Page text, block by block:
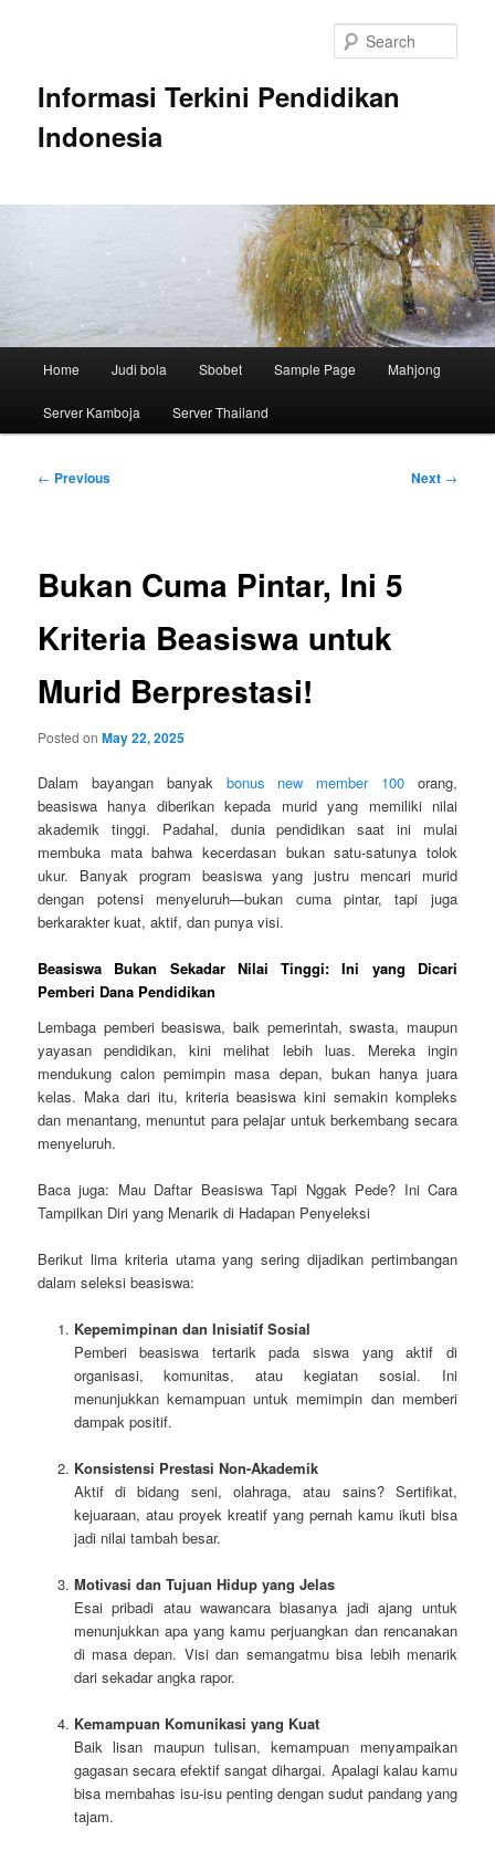
Informasi Terkini Pendidikan
Indonesia
Home Judi bola Sbobet Sample Page Mahjong
Server Kamboja Server Thailand
Post
← Previous Next →
Bukan Cuma Pintar, Ini 5
Kriteria Beasiswa untuk
Murid Berprestasi!
Posted onMay 22, 2025
Dalam bayangan banyak bonus new member 100 orang,
beasiswa hanya diberikan kepada murid yang memiliki nilai
akademik tinggi. Padahal, dunia pendidikan saat ini mulai
membuka mata bahwa kecerdasan bukan satu-satunya tolok
ukur. Banyak program beasiswa yang justru mencari murid
dengan potensi menyeluruh—bukan cuma pintar, tapi juga
berkarakter kuat, aktif, dan punya visi.
Beasiswa Bukan Sekadar Nilai Tinggi: Ini yang Dicari
Pemberi Dana Pendidikan
Lembaga pemberi beasiswa, baik pemerintah, swasta, maupun
yayasan pendidikan, kini melihat lebih luas. Mereka ingin
mendukung calon pemimpin masa depan, bukan hanya juara
kelas. Maka dari itu, kriteria beasiswa kini semakin kompleks
dan menantang, menuntut para pelajar untuk berkembang secara
menyeluruh.
Baca juga: Mau Daftar Beasiswa Tapi Nggak Pede? Ini Cara
Tampilkan Diri yang Menarik di Hadapan Penyeleksi
Berikut lima kriteria utama yang sering dijadikan pertimbangan
dalam seleksi beasiswa:
Kepemimpinan dan Inisiatif Sosial
Pemberi beasiswa tertarik pada siswa yang aktif di
organisasi, komunitas, atau kegiatan sosial. Ini
menunjukkan kemampuan untuk memimpin dan memberi
dampak positif.
Konsistensi Prestasi Non-Akademik
Aktif di bidang seni, olahraga, atau sains? Sertifikat,
kejuaraan, atau proyek kreatif yang pernah kamu ikuti bisa
jadi nilai tambah besar.
Motivasi dan Tujuan Hidup yang Jelas
Esai pribadi atau wawancara biasanya jadi ajang untuk
menunjukkan apa yang kamu perjuangkan dan rencanakan
di masa depan. Visi dan semangatmu bisa lebih menarik
dari sekadar angka rapor.
Kemampuan Komunikasi yang Kuat
Baik lisan maupun tulisan, kemampuan menyampaikan
gagasan secara efektif sangat dihargai. Apalagi kalau kamu
bisa membahas isu-isu penting dengan sudut pandang yang
tajam.